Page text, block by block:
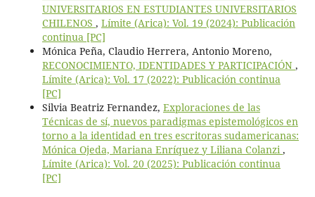
UNIVERSITARIOS EN ESTUDIANTES UNIVERSITARIOS
CHILENOS , Límite (Arica): Vol. 19 (2024): Publicación
continua [PC]
Mónica Peña, Claudio Herrera, Antonio Moreno,
RECONOCIMIENTO, IDENTIDADES Y PARTICIPACIÓN ,
Límite (Arica): Vol. 17 (2022): Publicación continua
[PC]
Silvia Beatriz Fernandez, Exploraciones de las
Técnicas de sí, nuevos paradigmas epistemológicos en
torno a la identidad en tres escritoras sudamericanas:
Mónica Ojeda, Mariana Enríquez y Liliana Colanzi ,
Límite (Arica): Vol. 20 (2025): Publicación continua
[PC]